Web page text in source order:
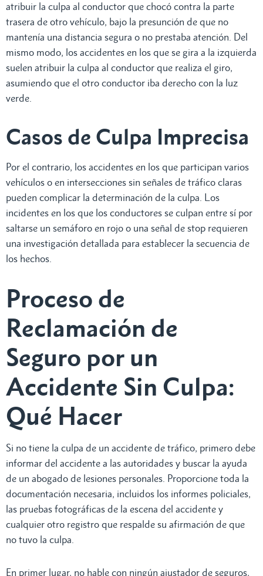
atribuir la culpa al conductor que chocó contra la parte
trasera de otro vehículo, bajo la presunción de que no
mantenía una distancia segura o no prestaba atención. Del
mismo modo, los accidentes en los que se gira a la izquierda
suelen atribuir la culpa al conductor que realiza el giro,
asumiendo que el otro conductor iba derecho con la luz
verde.
Casos de Culpa Imprecisa
Por el contrario, los accidentes en los que participan varios
vehículos o en intersecciones sin señales de tráfico claras
pueden complicar la determinación de la culpa. Los
incidentes en los que los conductores se culpan entre sí por
saltarse un semáforo en rojo o una señal de stop requieren
una investigación detallada para establecer la secuencia de
los hechos.
Proceso de
Reclamación de
Seguro por un
Accidente Sin Culpa:
Qué Hacer
Si no tiene la culpa de un accidente de tráfico, primero debe
informar del accidente a las autoridades y buscar la ayuda
de un abogado de lesiones personales. Proporcione toda la
documentación necesaria, incluidos los informes policiales,
las pruebas fotográficas de la escena del accidente y
cualquier otro registro que respalde su afirmación de que
no tuvo la culpa.
En primer lugar, no hable con ningún ajustador de seguros,